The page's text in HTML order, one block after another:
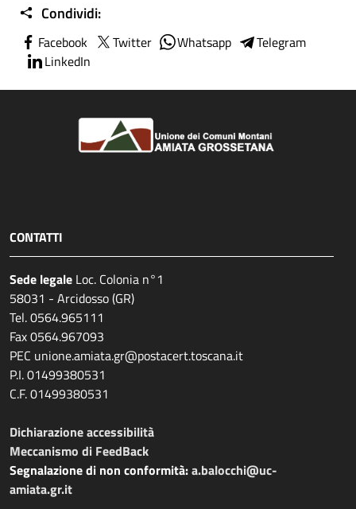
Condividi:
Facebook Twitter Whatsapp
Telegram
LinkedIn
CONTATTI
Sede legale Loc. Colonia n°1
58031 - Arcidosso (GR)
Tel. 0564.965111
Fax 0564.967093
PEC unione.amiata.gr@postacert.toscana.it
P.I. 01499380531
C.F. 01499380531
Dichiarazione accessibilità
Meccanismo di FeedBack
Segnalazione di non conformità:a.balocchi@uc-
amiata.gr.it